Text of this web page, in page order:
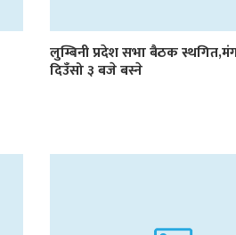
लुम्बिनी प्रदेश सभा बैठक
दिउँसो ३ बजे बस्ने